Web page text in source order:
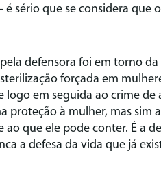
sério que se considera que
defensora foi em torno
forçada em
logo em seguida ao crime
proteção à mulher, mas sim
que ele pode conter. É a
a defesa da vida que já